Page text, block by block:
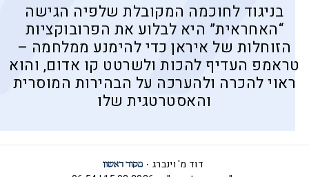
בניגוד לחוכמה המקובלת שלפיה הגישה
“האחראית” היא לבלוע את הפרובוקציות
הזוחלות של איראן כדי להימנע ממלחמה –
טראמפ העדיף להכות ולשרטט קו אדום, והוא
ראוי להכרה ולהערכה על הבהירות המוסרית
והאסטרטגית שלו
דוד מ' וינברג